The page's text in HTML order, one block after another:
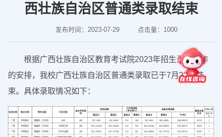
西壮族自治区普通类录取结束
发布时间：2023-07-29 点击量： 1000
根据广西壮族自治区教育考试院2023年招生录取工作
的安排，我校广西壮族自治区普通类录取已于7月29日结
束。具体录取情况如下：